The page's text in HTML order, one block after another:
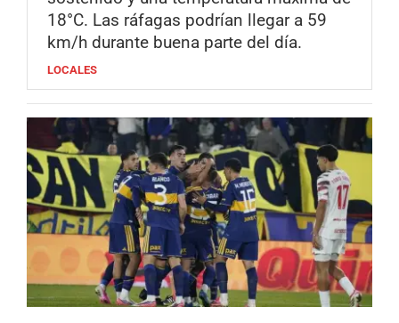
18°C. Las ráfagas podrían llegar a 59
km/h durante buena parte del día.
LOCALES